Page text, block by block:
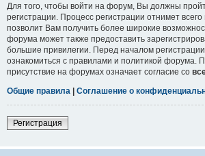
Для того, чтобы войти на форум, Вы должны
регистрации. Процесс регистрации отнимет всего
позволит Вам получить более широкие
форума может также предоставить
большие привилегии. Перед началом
ознакомиться с правилами и политикой форума.
присутствие на форумах означает согласие со
Общие правила | Соглашение о
Регистрация